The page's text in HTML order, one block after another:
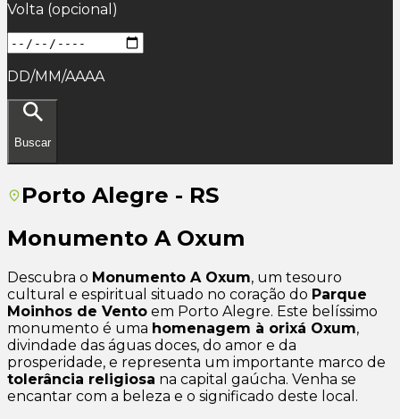
Volta (opcional)
DD/MM/AAAA
Buscar
Porto Alegre - RS
Monumento A Oxum
Descubra o Monumento A Oxum, um tesouro
cultural e espiritual situado no coração do Parque
Moinhos de Vento em Porto Alegre. Este belíssimo
monumento é uma homenagem à orixá Oxum,
divindade das águas doces, do amor e da
prosperidade, e representa um importante marco de
tolerância religiosa na capital gaúcha. Venha se
encantar com a beleza e o significado deste local.